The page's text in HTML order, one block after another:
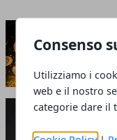
Consenso
Utilizziamo i
web e il nostro
categorie dare il
maggio
Perché
giugno 05,